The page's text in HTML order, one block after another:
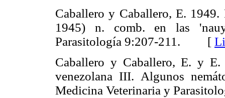
Caballero y Caballero, E. 1949.
1945) n. comb. en las
Parasitología 9:207-211. [
Caballero y Caballero, E. y E.
venezolana III. Algunos
Medicina Veterinaria y